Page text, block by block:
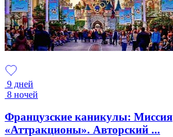
9 дней
8 ночей
Французские каникулы: Миссия
«Аттракционы». Авторский ...